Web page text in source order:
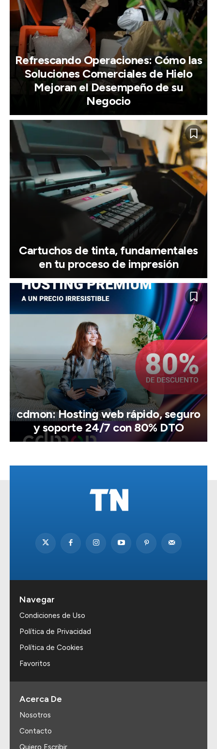
Refrescando Operaciones: Cómo las
Soluciones Comerciales de Hielo
Mejoran el Desempeño de su
Negocio
Cartuchos de tinta, fundamentales
en tu proceso de impresión
cdmon: Hosting web rápido, seguro
y soporte 24/7 con 80% DTO
Navegar
Condiciones de Uso
Política de Privacidad
Política de Cookies
Favoritos
Acerca De
Nosotros
Contacto
Quiero Escribir